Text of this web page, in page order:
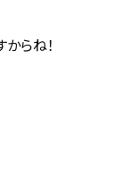
らね！